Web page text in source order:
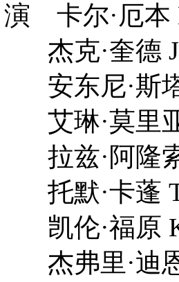
尔·厄本
奎德
·斯塔尔
莫里亚蒂
阿隆索
卡蓬
原
·迪恩·摩